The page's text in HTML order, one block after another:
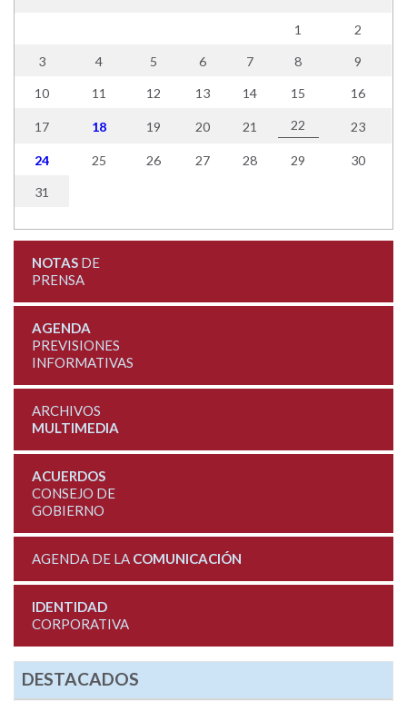
1 2
3 4 5 6 7 8 9
10 11 12 13 14 15 16
17 18 19 20 21 22 23
24 25 26 27 28 29 30
31
NOTASDE
PRENSA
AGENDA
PREVISIONES
INFORMATIVAS
ARCHIVOS
MULTIMEDIA
ACUERDOS
CONSEJO DE
GOBIERNO
AGENDA DE LA COMUNICACIÓN
IDENTIDAD
CORPORATIVA
DESTACADOS